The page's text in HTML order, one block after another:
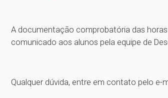
A documentação comprobatória das
comunicado aos alunos pela equipe de
Qualquer dúvida, entre em contato pelo e-